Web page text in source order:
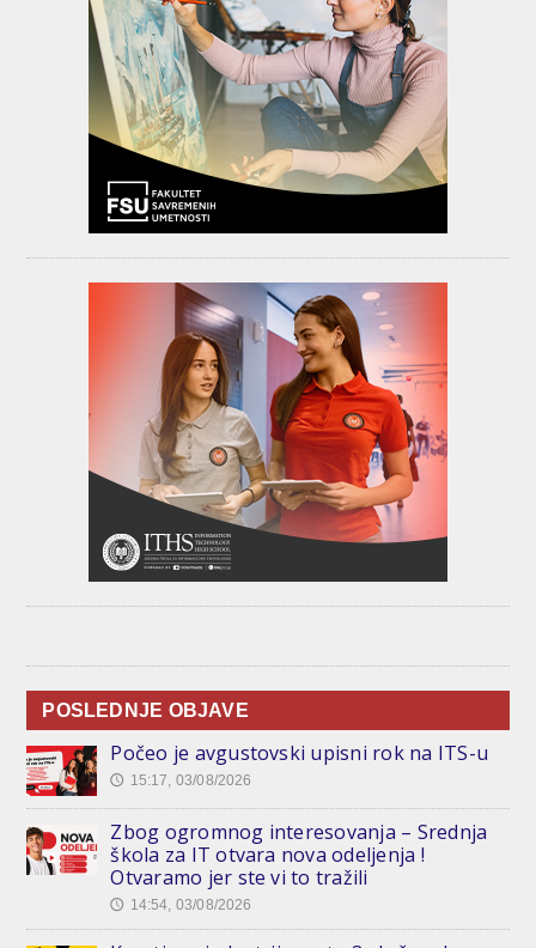
POSLEDNJE OBJAVE
Počeo je avgustovski upisni rok na ITS-u
🕔 15:17, 03/08/2026
Zbog ogromnog interesovanja – Srednja
škola za IT otvara nova odeljenja !
Otvaramo jer ste vi to tražili
🕔 14:54, 03/08/2026